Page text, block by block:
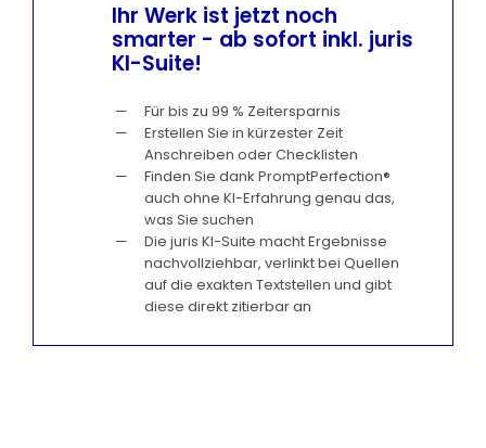
Ihr Werk ist jetzt noch
smarter - ab sofort inkl. juris
KI-Suite!
Für bis zu 99 % Zeitersparnis
Erstellen Sie in kürzester Zeit
Anschreiben oder Checklisten
Finden Sie dank PromptPerfection®
auch ohne KI-Erfahrung genau das,
was Sie suchen
Die juris KI-Suite macht Ergebnisse
nachvollziehbar, verlinkt bei Quellen
auf die exakten Textstellen und gibt
diese direkt zitierbar an